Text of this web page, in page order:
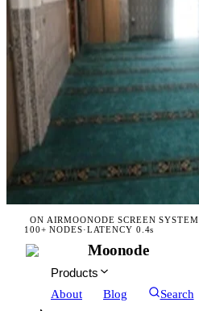
ON AIRMOONODE SCREEN SYSTEM
100+ NODES·LATENCY 0.4s
Moonode
Products
About
Blog Search